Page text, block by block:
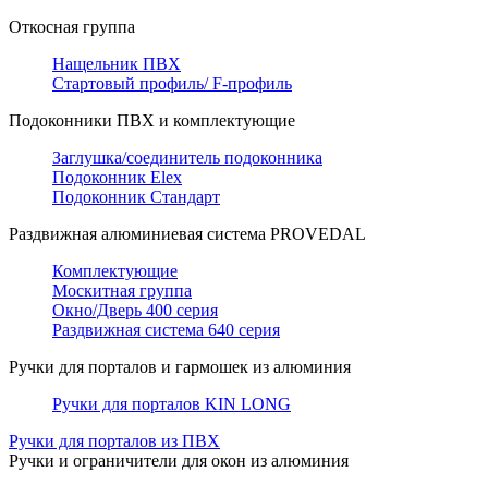
Откосная группа
Нащельник ПВХ
Стартовый профиль/ F-профиль
Подоконники ПВХ и комплектующие
Заглушка/соединитель подоконника
Подоконник Elex
Подоконник Стандарт
Раздвижная алюминиевая система PROVEDAL
Комплектующие
Москитная группа
Окно/Дверь 400 серия
Раздвижная система 640 серия
Ручки для порталов и гармошек из алюминия
Ручки для порталов KIN LONG
Ручки для порталов из ПВХ
Ручки и ограничители для окон из алюминия